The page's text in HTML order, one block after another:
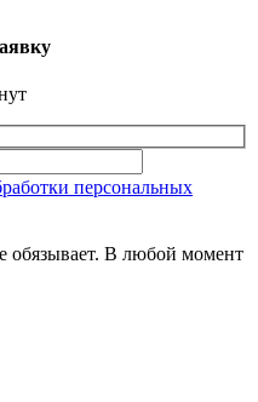
персональных
обязывает. В любой момент